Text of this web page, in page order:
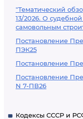
"Тематический
13/2026. О
самовольным
Постановление
ПЭК25
Постановление
Постановление
N 7-ПВ26
Кодексы СССР и